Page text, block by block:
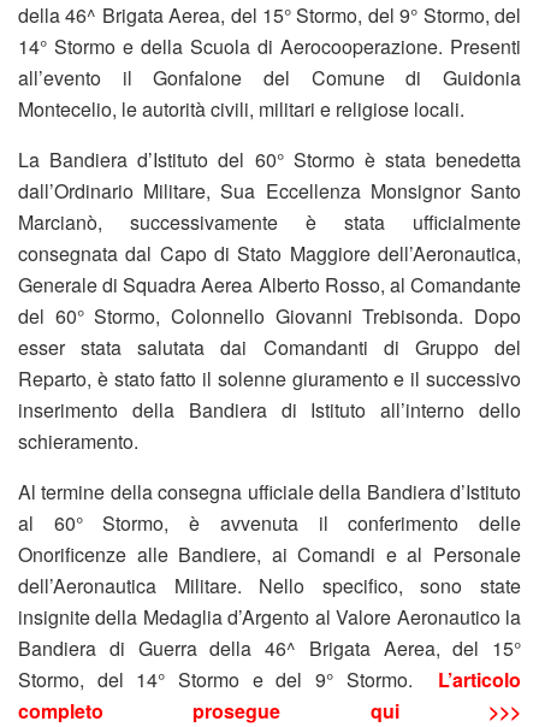
della 46^ Brigata Aerea, del 15° Stormo, del 9° Stormo, del
14° Stormo e della Scuola di Aerocooperazione. Presenti
all’evento il Gonfalone del Comune di Guidonia
Montecelio, le autorità civili, militari e religiose locali.
La Bandiera d’Istituto del 60° Stormo è stata benedetta
dall’Ordinario Militare, Sua Eccellenza Monsignor Santo
Marcianò, successivamente è stata ufficialmente
consegnata dal Capo di Stato Maggiore dell’Aeronautica,
Generale di Squadra Aerea Alberto Rosso, al Comandante
del 60° Stormo, Colonnello Giovanni Trebisonda. Dopo
esser stata salutata dai Comandanti di Gruppo del
Reparto, è stato fatto il solenne giuramento e il successivo
inserimento della Bandiera di Istituto all’interno dello
schieramento.
Al termine della consegna ufficiale della Bandiera d’Istituto
al 60° Stormo, è avvenuta il conferimento delle
Onorificenze alle Bandiere, ai Comandi e al Personale
dell’Aeronautica Militare. Nello specifico, sono state
insignite della Medaglia d’Argento al Valore Aeronautico la
Bandiera di Guerra della 46^ Brigata Aerea, del 15°
Stormo, del 14° Stormo e del 9° Stormo. L’articolo
completo prosegue qui >>>